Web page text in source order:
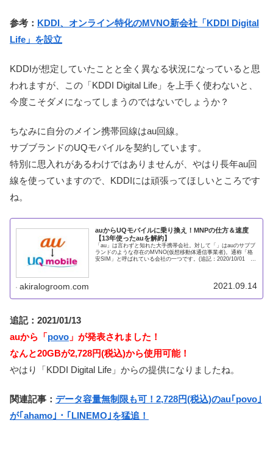
参考： KDDI、オンライン特化のMVNO新会社「KDDI Digital
Life」を設立
KDDIが想定していたことと全く異なる状況になっていると思
われますが、この「KDDI Digital Life」を上手く使わないと、
今度こそダメになってしまうのではないでしょうか？
ちなみに自分のメイン携帯回線はau回線。
サブブランドのUQモバイルを契約しています。
特別に思入れがあるわけではありませんが、やはり長年au回
線を使っていますので、KDDIには頑張ってほしいところです
ね。
auからUQモバイルに乗り換え！MNPの仕方＆速度
【13年使ったauを解約】
「au」は言わずと知れた大手携帯会社。対して「」はauのサブブ
ランドのような存在のMVNO(仮想移動体通信事業者)。通称「格
安SIM」と呼ばれている会社の一つです。(追記：2020/10/01
akiralogroom.com 2021.09.14
追記：2021/01/13
auから「povo 」が発表されました！
なんと20GBが2,728円(税込)から使用可能！
やはり「KDDI Digital Life」からの提供になりましたね。
関連記事： データ容量無制限も可！2,728円(税込)のau｢povo｣
が｢ahamo｣・｢LINEMO｣を猛追！